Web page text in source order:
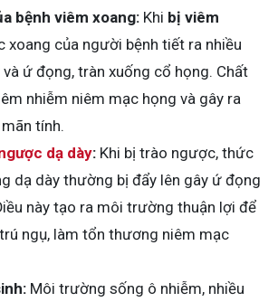
bệnh viêm xoang: Khi bị viêm
xoang của người bệnh tiết ra nhiều
ứ đọng, tràn xuống cổ họng. Chất
nhiễm niêm mạc họng và gây ra
tính.
dạ dày: Khi bị trào ngược, thức
dạ dày thường bị đẩy lên gây ứ đọng
này tạo ra môi trường thuận lợi để
ngụ, làm tổn thương niêm mạc
Môi trường sống ô nhiễm, nhiều